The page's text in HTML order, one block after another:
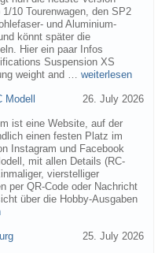
10 Tourenwagen, den SP2
und Aluminium-
könnt später die
Hier ein paar Infos
Suspension XS
weight and … weiterlesen
26. July 2026
ist eine Website, auf der
einen festen Platz im
Instagram und Facebook
mit allen Details (RC-
vierstelliger
per QR-Code oder Nachricht
über die Hobby-Ausgaben
25. July 2026